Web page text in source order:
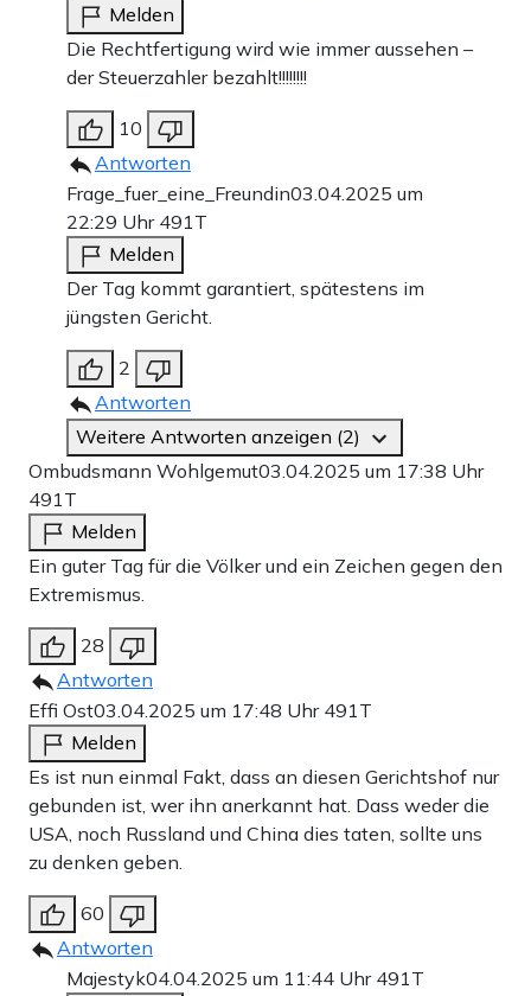
Melden
Die Rechtfertigung wird wie immer aussehen –
der Steuerzahler bezahlt!!!!!!!!
10
Antworten
Frage_fuer_eine_Freundin03.04.2025 um
22:29 Uhr 491T
Melden
Der Tag kommt garantiert, spätestens im
jüngsten Gericht.
2
Antworten
Weitere Antworten anzeigen (2)
Ombudsmann Wohlgemut03.04.2025 um 17:38 Uhr
491T
Melden
Ein guter Tag für die Völker und ein Zeichen gegen den
Extremismus.
28
Antworten
Effi Ost03.04.2025 um 17:48 Uhr 491T
Melden
Es ist nun einmal Fakt, dass an diesen Gerichtshof nur
gebunden ist, wer ihn anerkannt hat. Dass weder die
USA, noch Russland und China dies taten, sollte uns
zu denken geben.
60
Antworten
Majestyk04.04.2025 um 11:44 Uhr 491T